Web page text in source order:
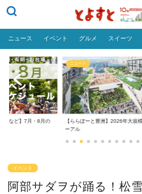
ニュース イベント グルメ スイーツ
2026年大規模リニュ
おトク
【豊洲 千客万来】日帰り温泉は
る！割引料金やクーポ...
イベント
阿部サダヲが踊る！松